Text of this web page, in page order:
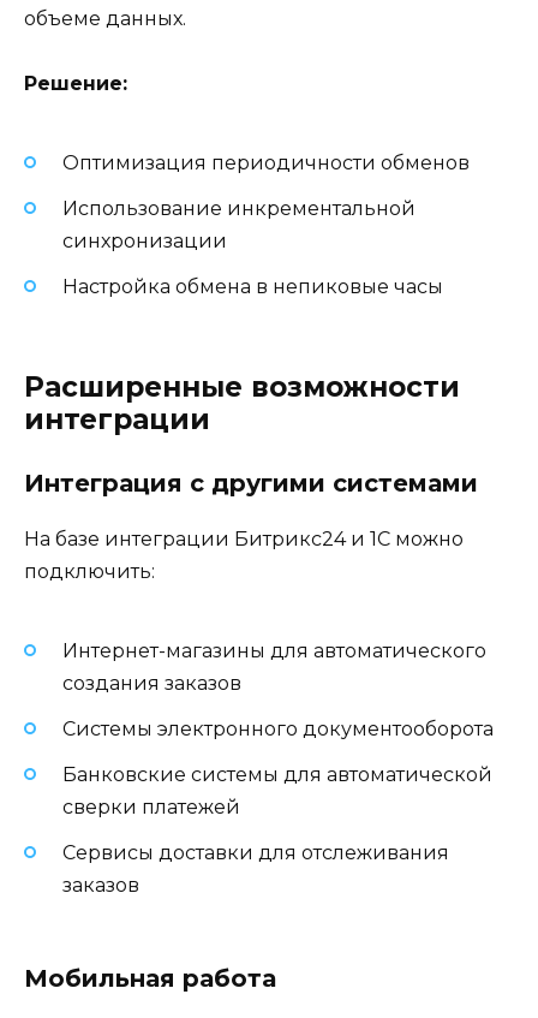
объеме данных.
Решение:
Оптимизация периодичности обменов
Использование инкрементальной
синхронизации
Настройка обмена в непиковые часы
Расширенные возможности
интеграции
Интеграция с другими системами
На базе интеграции Битрикс24 и 1С можно
подключить:
Интернет-магазины для автоматического
создания заказов
Системы электронного документооборота
Банковские системы для автоматической
сверки платежей
Сервисы доставки для отслеживания
заказов
Мобильная работа